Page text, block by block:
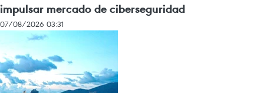
impulsar mercado de ciberseguridad
07/08/2026 03:31